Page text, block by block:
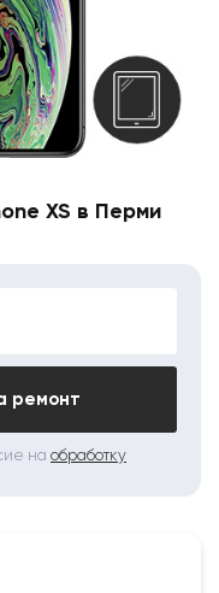
XS в Перми
ремонт
на обработку